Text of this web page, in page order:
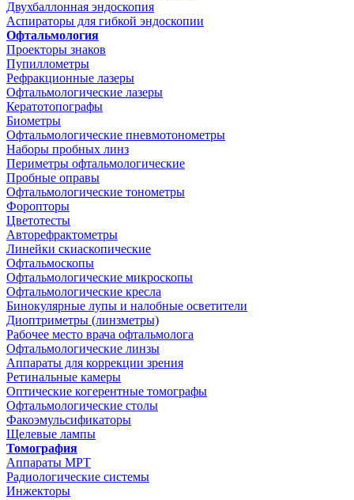
Двухбаллонная эндоскопия
Аспираторы для гибкой эндоскопии
Офтальмология
Проекторы знаков
Пупиллометры
Рефракционные лазеры
Офтальмологические лазеры
Кератотопографы
Биометры
Офтальмологические пневмотонометры
Наборы пробных линз
Периметры офтальмологические
Пробные оправы
Офтальмологические тонометры
Форопторы
Цветотесты
Авторефрактометры
Линейки скиаскопические
Офтальмоскопы
Офтальмологические микроскопы
Офтальмологические кресла
Бинокулярные лупы и налобные осветители
Диоптриметры (линзметры)
Рабочее место врача офтальмолога
Офтальмологические линзы
Аппараты для коррекции зрения
Ретинальные камеры
Оптические когерентные томографы
Офтальмологические столы
Факоэмульсификаторы
Щелевые лампы
Томография
Аппараты МРТ
Радиологические системы
Инжекторы